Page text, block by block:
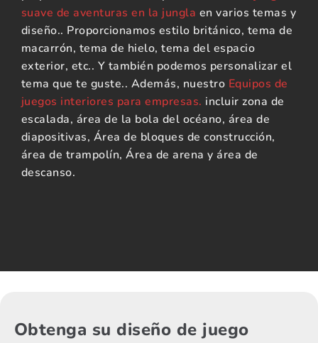
suave de aventuras en la jungla en varios temas y
diseño.. Proporcionamos estilo británico, tema de
macarrón, tema de hielo, tema del espacio
exterior, etc.. Y también podemos personalizar el
tema que te guste.. Además, nuestro Equipos de
juegos interiores para empresas. incluir zona de
escalada, área de la bola del océano, área de
diapositivas, Área de bloques de construcción,
área de trampolín, Área de arena y área de
descanso.
Obtenga su diseño de juego